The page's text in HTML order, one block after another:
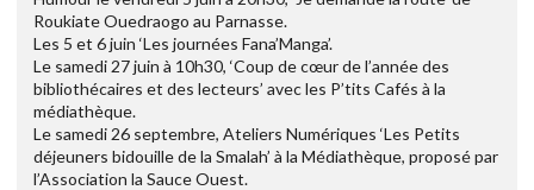
Roukiate Ouedraogo au Parnasse.
Les 5 et 6 juin ‘Les journées Fana’Manga’.
Le samedi 27 juin à 10h30, ‘Coup de cœur de l’année des
bibliothécaires et des lecteurs’ avec les P’tits Cafés à la
médiathèque.
Le samedi 26 septembre, Ateliers Numériques ‘Les Petits
déjeuners bidouille de la Smalah’ à la Médiathèque, proposé par
l’Association la Sauce Ouest.